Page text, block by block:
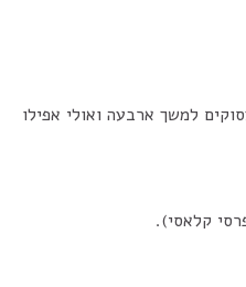
למשך ארבעה ואולי אפילו